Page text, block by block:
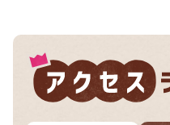
河合＆A.B.C-Z塚田×
（news おかえり）
DAIGOも台所 ～きょう